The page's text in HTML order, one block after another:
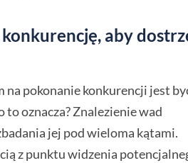
aby
na pokonanie konkurencji jest
to oznacza? Znalezienie wad
jej pod wieloma kątami.
z punktu widzenia